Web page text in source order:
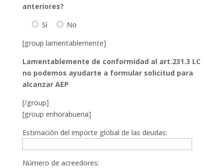
anteriores?
Sí
No
[group lamentablemente]
Lamentablemente de conformidad al art.231.3 LC
no podemos ayudarte a formular solicitud para
alcanzar AEP
[/group]
[group enhorabuena]
Estimación del importe global de las deudas:
Número de acreedores: